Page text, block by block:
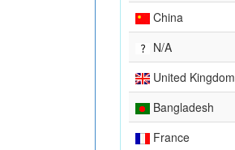
China
N/A
United Kingdom
Bangladesh
France